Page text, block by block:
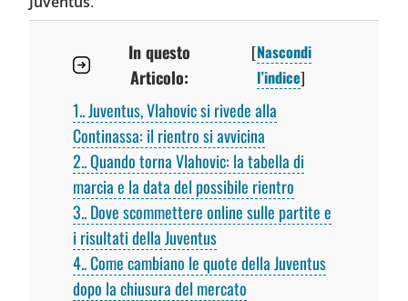
In questo
Articolo:
[Nascondi
l’indice]
1. Juventus, Vlahovic si rivede alla
Continassa: il rientro si avvicina
2. Quando torna Vlahovic: la tabella di
marcia e la data del possibile rientro
3. Dove scommettere online sulle partite e
i risultati della Juventus
4. Come cambiano le quote della Juventus
dopo la chiusura del mercato